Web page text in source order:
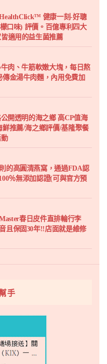
健康一刻-好聰
口味) 評價。百億專利四大
適用的益生菌推薦
肉、牛筋軟嫩大塊，每日熬
金湯牛肉麵，內用免費加
開透明的海之鄉 高CP值海
鮮推薦/海之鄉評價/基隆聚餐
的高圓清燕窩，通過FDA認
％無添加認證(可與官方預
春日皮件直排輪行李
且保固30年!!店面就是維修
手